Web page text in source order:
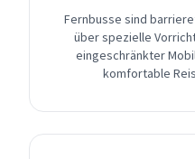
Fernbusse sind
über spezielle
eingeschränkter
komfortable